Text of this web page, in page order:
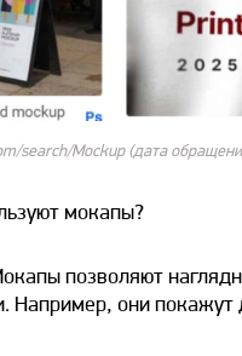
search/Mockup (дата
мокапы?
позволяют
Например, они покажут